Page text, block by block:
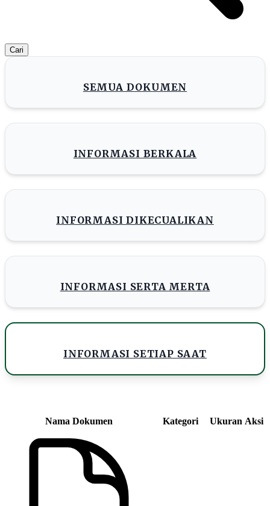
Cari
SEMUA DOKUMEN
INFORMASI BERKALA
INFORMASI DIKECUALIKAN
INFORMASI SERTA MERTA
INFORMASI SETIAP SAAT
Nama Dokumen Kategori Ukuran Aksi